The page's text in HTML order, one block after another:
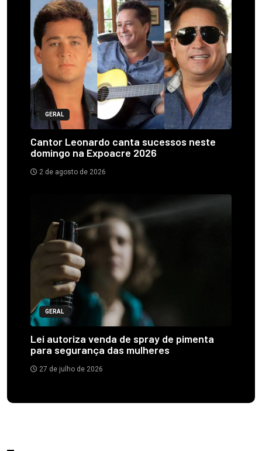
GERAL
Cantor Leonardo canta sucessos neste
domingo na Expoacre 2026
2 de agosto de 2026
GERAL
Lei autoriza venda de spray de pimenta
para segurança das mulheres
27 de julho de 2026